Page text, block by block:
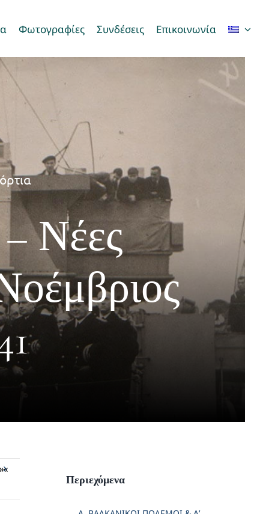
Φωτογραφίες Συνδέσεις Επικοινωνία
Νέες
Περιεχόμενα